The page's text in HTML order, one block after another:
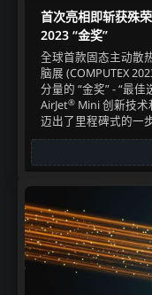
首次亮相即斩获殊
2023 “金奖”​
全球首款固态主动散
脑展 (COMPUTEX
分量的 “金奖” - “最
AirJet®Mini 创新技术
迈出了里程碑式的一